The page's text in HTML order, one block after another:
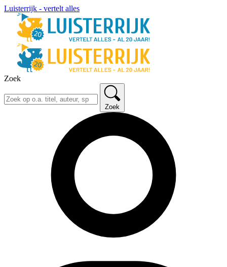
Luisterrijk - vertelt alles
Zoek
Zoek